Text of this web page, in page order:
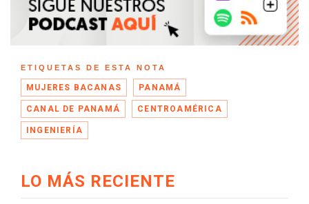
ETIQUETAS DE ESTA NOTA
MUJERES BACANAS PANAMÁ
CANAL DE PANAMÁ CENTROAMÉRICA
INGENIERÍA
LO MÁS RECIENTE